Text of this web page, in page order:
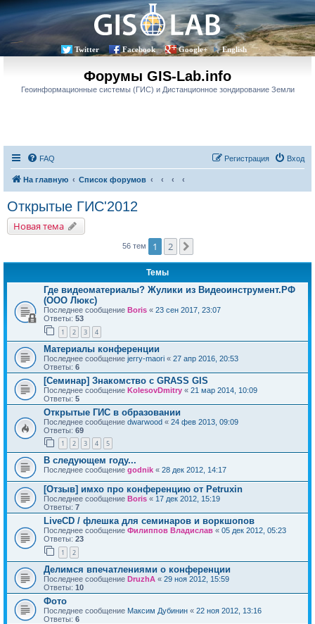
Twitter Facebook Google+ English
Форумы GIS-Lab.info
Геоинформационные системы (ГИС) и Дистанционное зондирование Земли
FAQ Вход
Регистрация
На главную Список форумов
Открытые ГИС'2012
Новая тема
56 тем 1 2
Темы
Где видеоматериалы? Жулики из Видеоинструмент.РФ
(ООО Люкс)
Последнее сообщение Boris « 23 сен 2017, 23:07
Ответы: 53
1 2 3 4
Материалы конференции
Последнее сообщение jerry-maori « 27 апр 2016, 20:53
Ответы: 6
[Семинар] Знакомство с GRASS GIS
Последнее сообщение KolesovDmitry « 21 мар 2014, 10:09
Ответы: 5
Открытые ГИС в образовании
Последнее сообщение dwarwood « 24 фев 2013, 09:09
Ответы: 69
1 2 3 4 5
В следующем году...
Последнее сообщение godnik « 28 дек 2012, 14:17
[Отзыв] имхо про конференцию от Petruxin
Последнее сообщение Boris « 17 дек 2012, 15:19
Ответы: 7
LiveCD / флешка для семинаров и воркшопов
Последнее сообщение Филиппов Владислав « 05 дек 2012, 05:23
Ответы: 23
1 2
Делимся впечатлениями о конференции
Последнее сообщение DruzhA « 29 ноя 2012, 15:59
Ответы: 10
Фото
Последнее сообщение Максим Дубинин « 22 ноя 2012, 13:16
Ответы: 6